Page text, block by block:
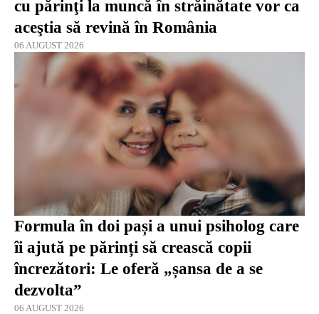
cu părinţi la muncă în străinătate vor ca
aceştia să revină în România
06 AUGUST 2026
Formula în doi pași a unui psiholog care
îi ajută pe părinți să crească copii
încrezători: Le oferă „șansa de a se
dezvolta”
06 AUGUST 2026